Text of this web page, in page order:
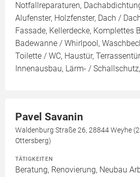
Notfallreparaturen,
Alufenster, Holzfenster, Dach /
Fassade, Kellerdecke, Komplettes
Badewanne / Whirlpool,
Toilette / WC, Haustür,
Innenausbau, Lärm- /
Pavel Savanin
Waldenburg Straße 26, 28844 Weyhe
Ottersberg)
TÄTIGKEITEN
Beratung, Renovierung, Neubau